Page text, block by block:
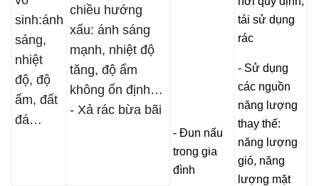
sinh:ánh
sáng,
nhiệt
độ, độ
ẩm, đất
đá…
chiều hướng
xấu: ánh sáng
mạnh, nhiệt độ
tăng, độ ẩm
không ổn định…
- Xả rác bừa bãi
- Đun nấu
trong gia
đình
tái sử dụng
rác
- Sử dụng
các nguồn
năng lượng
thay thế:
năng lượng
gió, năng
lượng mặt